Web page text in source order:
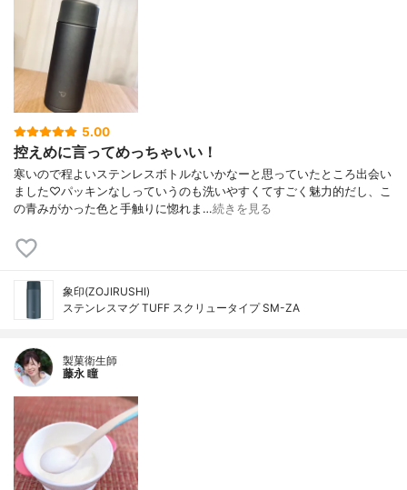
5.00
控えめに言ってめっちゃいい！
寒いので程よいステンレスボトルないかなーと思っていたところ出会い
ました♡パッキンなしっていうのも洗いやすくてすごく魅力的だし、こ
の青みがかった色と手触りに惚れま…続きを見る
象印(ZOJIRUSHI)
ステンレスマグ TUFF スクリュータイプ SM-ZA
製菓衛生師
藤永 瞳